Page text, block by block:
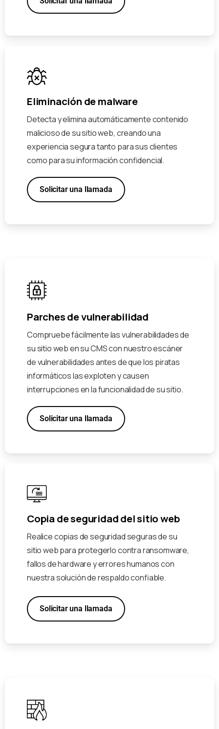
Eliminación de malware
Detecta y elimina automáticamente contenido
malicioso de su sitio web, creando una
experiencia segura tanto para sus clientes
como para su información confidencial.
Solicitar una llamada
Parches de vulnerabilidad
Compruebe fácilmente las vulnerabilidades de
su sitio web en su CMS con nuestro escáner
de vulnerabilidades antes de que los piratas
informáticos las exploten y causen
interrupciones en la funcionalidad de su sitio.
Solicitar una llamada
Copia de seguridad del sitio web
Realice copias de seguridad seguras de su
sitio web para protegerlo contra ransomware,
fallos de hardware y errores humanos con
nuestra solución de respaldo confiable.
Solicitar una llamada